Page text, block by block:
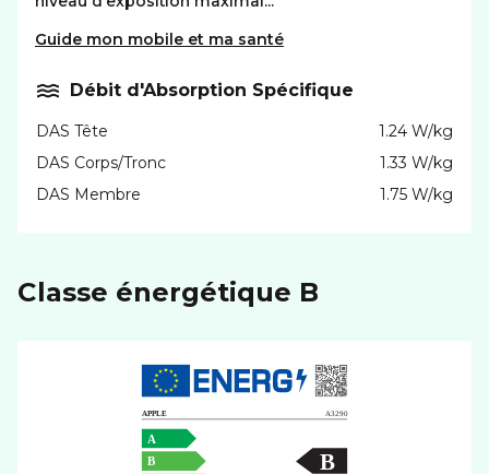
Guide mon mobile et ma santé
Débit d'Absorption Spécifique
DAS Tête
1.24 W/kg
DAS Corps/Tronc
1.33 W/kg
DAS Membre
1.75 W/kg
Classe énergétique B